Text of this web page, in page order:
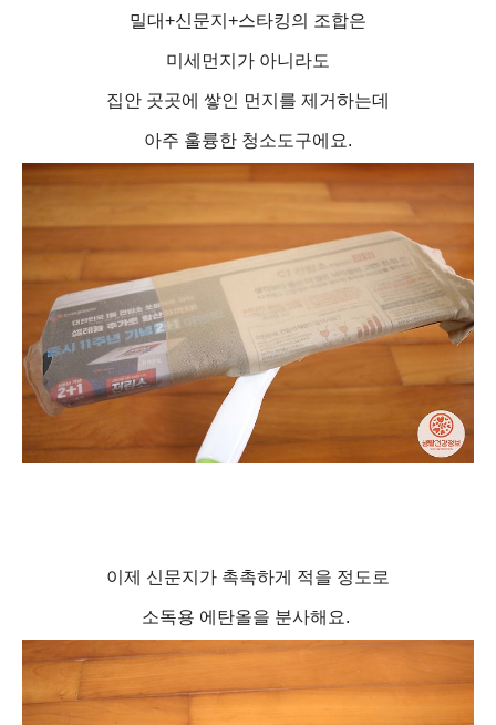
밀대+신문지+스타킹의 조합은
미세먼지가 아니라도
집안 곳곳에 쌓인 먼지를 제거하는데
아주 훌륭한 청소도구에요.
이제 신문지가 촉촉하게 적을 정도로
소독용 에탄올을 분사해요.